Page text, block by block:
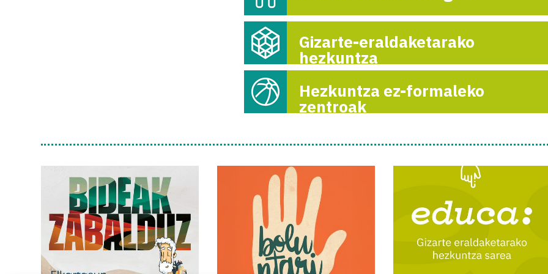
Gizarte-eraldaketarako
hezkuntza
Hezkuntza ez-formaleko
zentroak
OCIO Y
TALLERES DE
MANO DE
ESCOLAPIOS